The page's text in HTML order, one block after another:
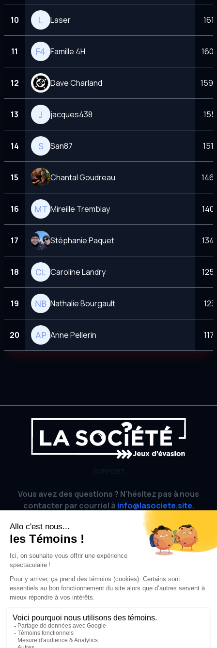
10 Laser
11 Famille 4H
12 Dave Charland
13 jacques438
14 San87
15 Chantal Goudreau
16 Mireille Tremblay
17 Stéphanie Paquet
18 Caroline Landry
19 Nathalie Bourgault
20 Anne Pellerin
Vous avez des questions ? N'hésitez pas à nous
contacter par courriel à info@lasociete.site.
CONDITIONS
Politique de confidentialité